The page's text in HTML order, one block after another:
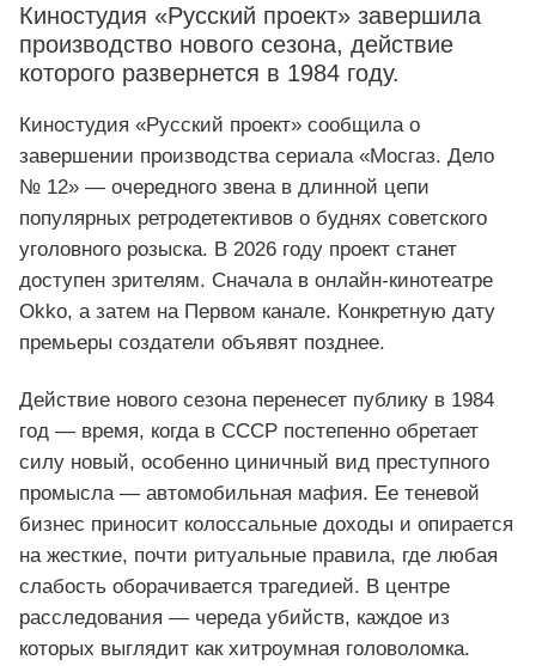
Киностудия «Русский проект» завершила
производство нового сезона, действие
которого развернется в 1984 году.
Киностудия «Русский проект» сообщила о
завершении производства сериала «Мосгаз. Дело
№ 12» — очередного звена в длинной цепи
популярных ретродетективов о буднях советского
уголовного розыска. В 2026 году проект станет
доступен зрителям. Сначала в онлайн‑кинотеатре
Okko, а затем на Первом канале. Конкретную дату
премьеры создатели объявят позднее.
Действие нового сезона перенесет публику в 1984
год — время, когда в СССР постепенно обретает
силу новый, особенно циничный вид преступного
промысла — автомобильная мафия. Ее теневой
бизнес приносит колоссальные доходы и опирается
на жесткие, почти ритуальные правила, где любая
слабость оборачивается трагедией. В центре
расследования — череда убийств, каждое из
которых выглядит как хитроумная головоломка.